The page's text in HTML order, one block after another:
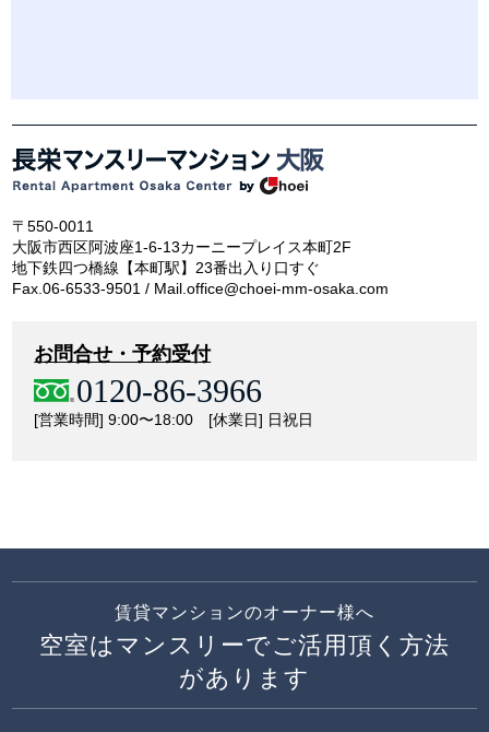
〒550-0011
大阪市西区阿波座1-6-13カーニープレイス本町2F
地下鉄四つ橋線【本町駅】23番出入り口すぐ
Fax.06-6533-9501 / Mail.office@choei-mm-osaka.com
お問合せ・予約受付
0120-86-3966
[営業時間] 9:00〜18:00 [休業日] 日祝日
賃貸マンションのオーナー様へ
空室はマンスリーでご活用頂く方法
があります